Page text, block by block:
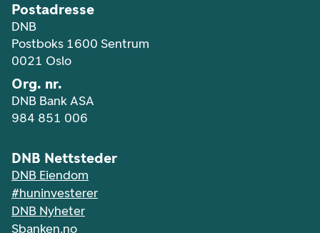
Postadresse
DNB
Postboks 1600 Sentrum
0021 Oslo
Org. nr.
DNB Bank ASA
984 851 006
DNB Nettsteder
DNB Eiendom
#huninvesterer
DNB Nyheter
Sbanken.no